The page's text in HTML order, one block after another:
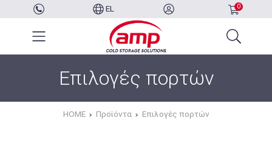
EL 0
Επιλογές πορτών
HOME Προϊόντα Επιλογές πορτών